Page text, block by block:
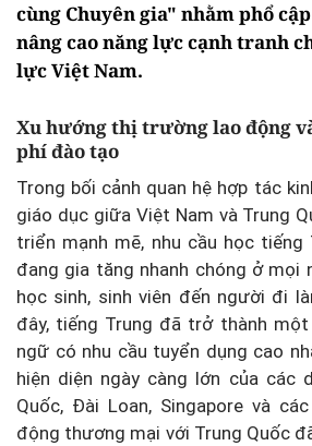
cùng Chuyên gia" nhằm phổ
nâng cao năng lực cạnh tranh
lực Việt Nam.
Xu hướng thị trường lao động
phí đào tạo
Trong bối cảnh quan hệ hợp tác
giáo dục giữa Việt Nam và Trung
triển mạnh mẽ, nhu cầu học
đang gia tăng nhanh chóng ở
học sinh, sinh viên đến người đi
đây, tiếng Trung đã trở thành
ngữ có nhu cầu tuyển dụng cao
hiện diện ngày càng lớn của các
Quốc, Đài Loan, Singapore và
động thương mại với Trung Quốc